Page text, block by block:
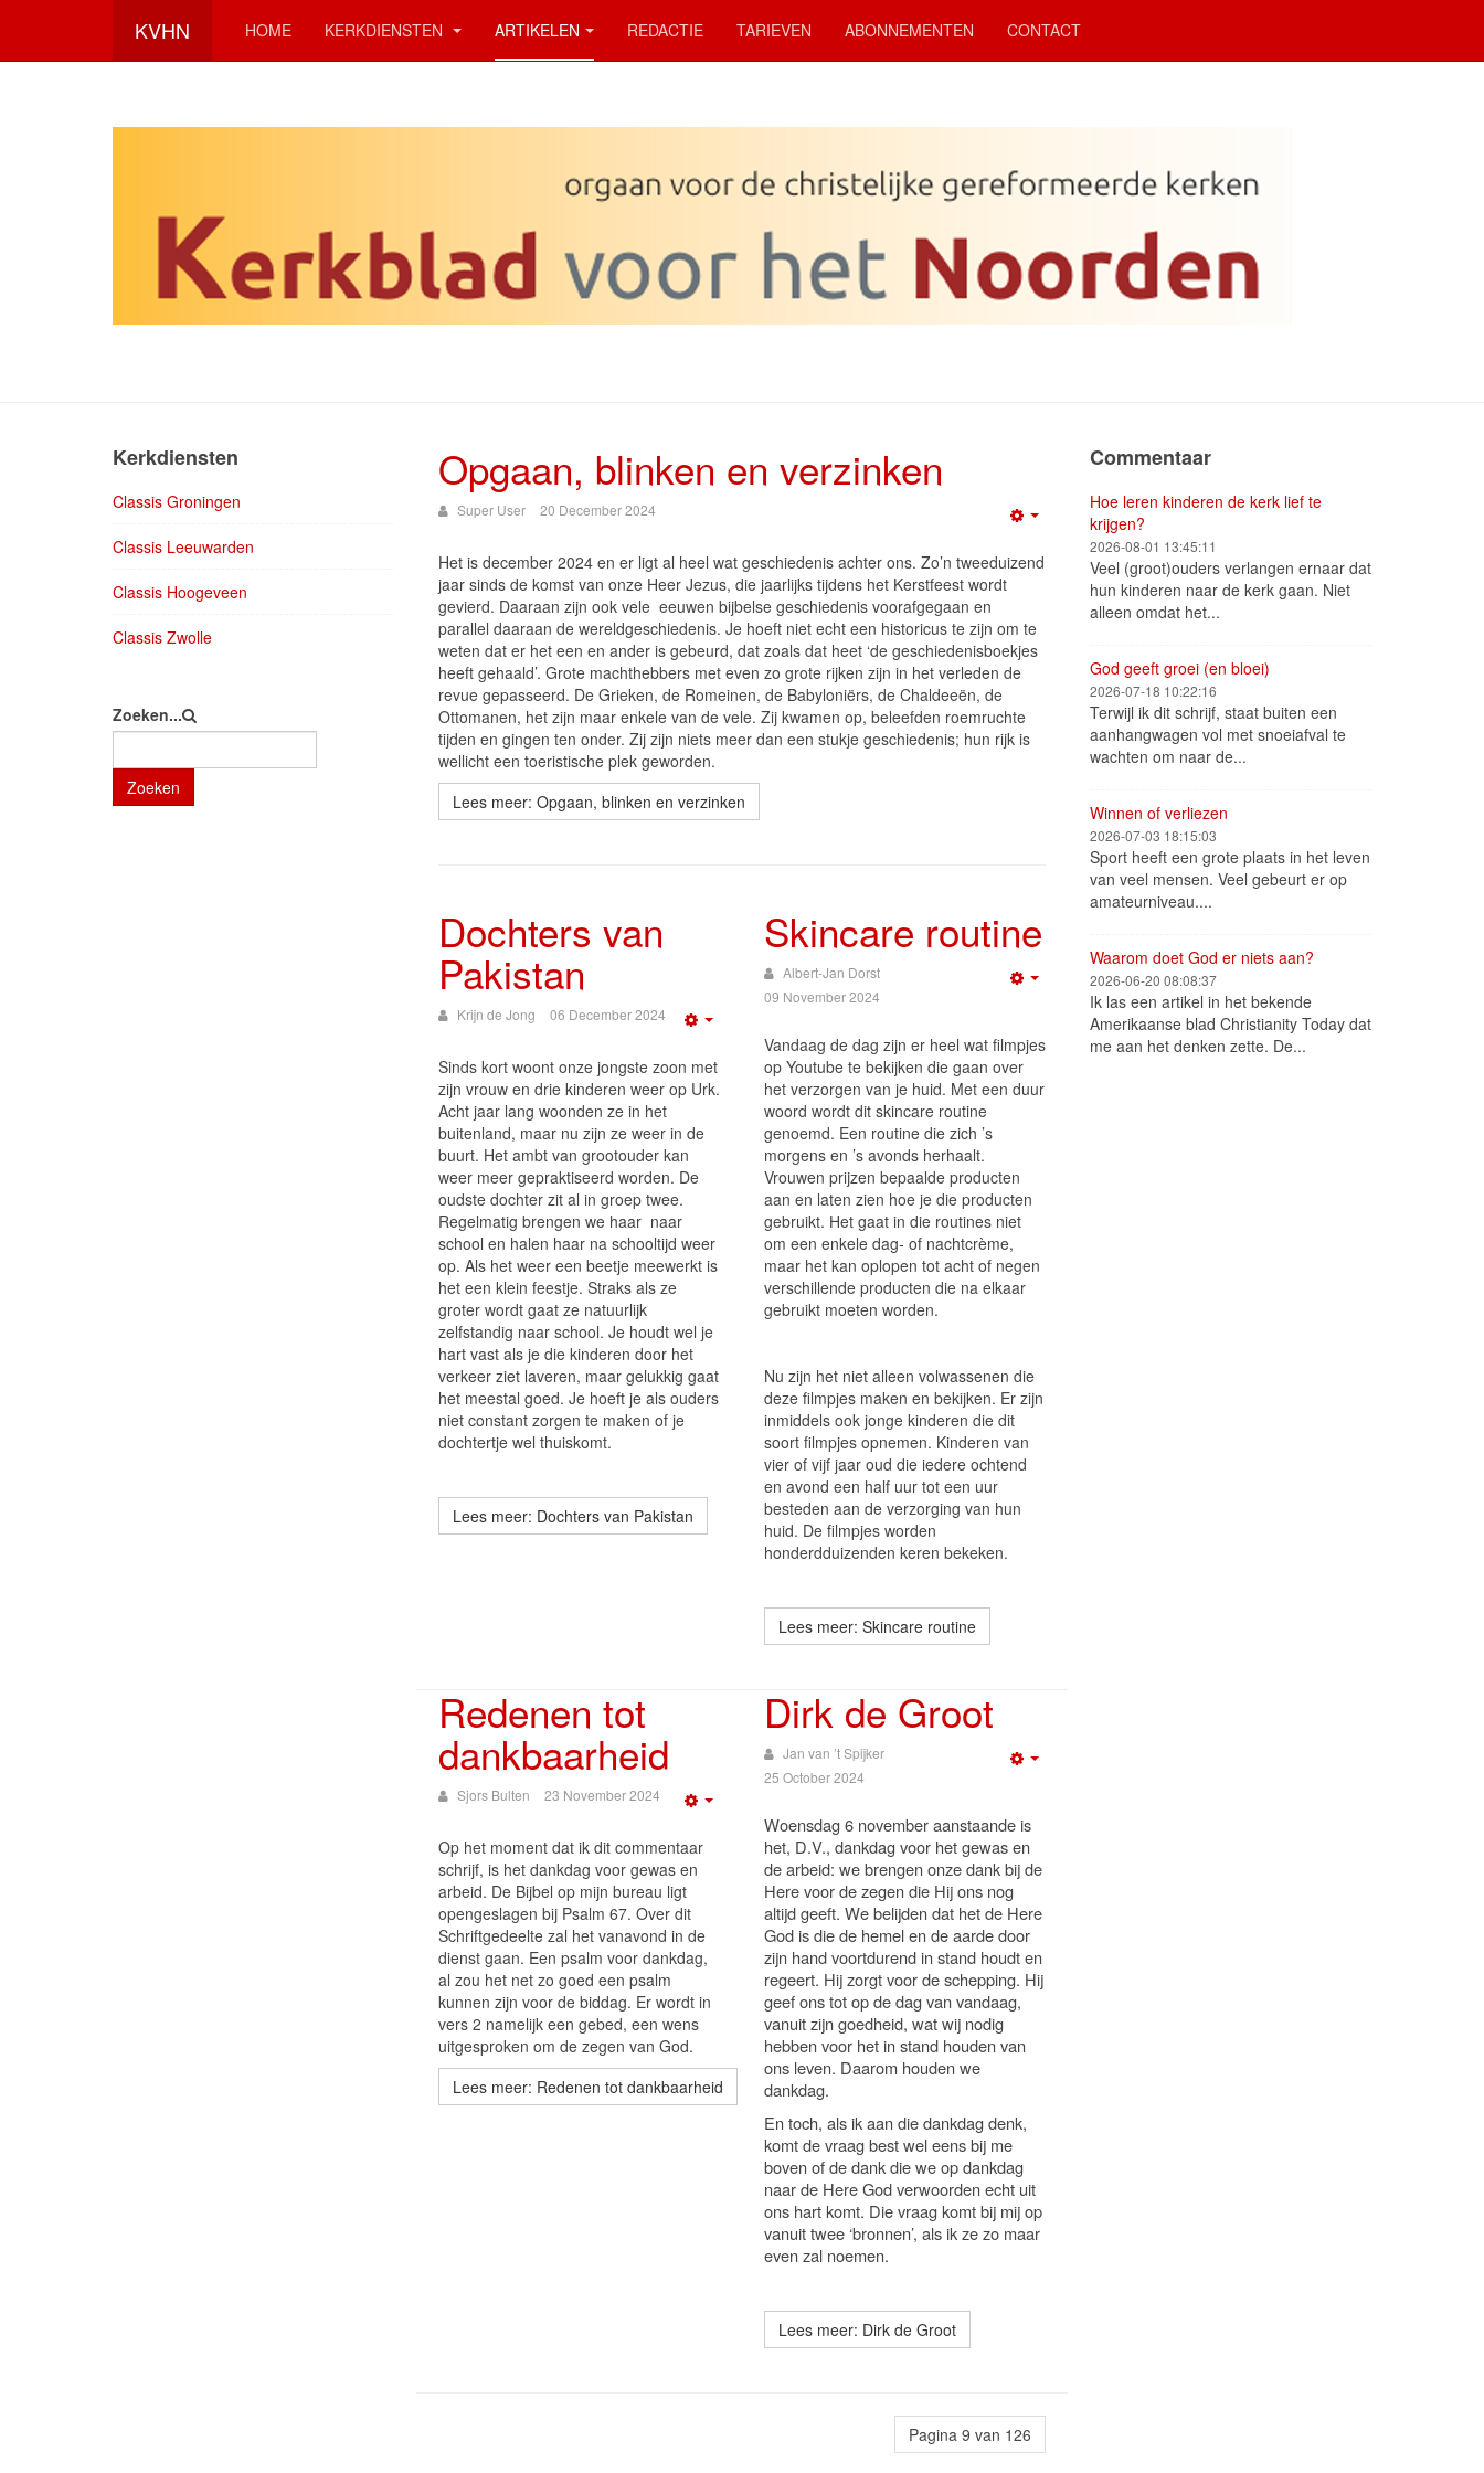
KVHN HOME KERKDIENSTEN ARTIKELEN REDACTIE TARIEVEN ABONNEMENTEN CONTACT
Opgaan, blinken en verzinken
Super User 20 December 2024
Het is december 2024 en er ligt al heel wat geschiedenis achter ons. Zo’n tweeduizend
jaar sinds de komst van onze Heer Jezus, die jaarlijks tijdens het Kerstfeest wordt
gevierd. Daaraan zijn ook vele eeuwen bijbelse geschiedenis voorafgegaan en
parallel daaraan de wereldgeschiedenis. Je hoeft niet echt een historicus te zijn om te
weten dat er het een en ander is gebeurd, dat zoals dat heet ‘de geschiedenisboekjes
heeft gehaald’. Grote machthebbers met even zo grote rijken zijn in het verleden de
revue gepasseerd. De Grieken, de Romeinen, de Babyloniërs, de Chaldeeën, de
Ottomanen, het zijn maar enkele van de vele. Zij kwamen op, beleefden roemruchte
tijden en gingen ten onder. Zij zijn niets meer dan een stukje geschiedenis; hun rijk is
wellicht een toeristische plek geworden.
Lees meer: Opgaan, blinken en verzinken
Dochters van
Pakistan
Krijn de Jong 06 December 2024
Sinds kort woont onze jongste zoon met
zijn vrouw en drie kinderen weer op Urk.
Acht jaar lang woonden ze in het
buitenland, maar nu zijn ze weer in de
buurt. Het ambt van grootouder kan
weer meer gepraktiseerd worden. De
oudste dochter zit al in groep twee.
Regelmatig brengen we haar naar
school en halen haar na schooltijd weer
op. Als het weer een beetje meewerkt is
het een klein feestje. Straks als ze
groter wordt gaat ze natuurlijk
zelfstandig naar school. Je houdt wel je
hart vast als je die kinderen door het
verkeer ziet laveren, maar gelukkig gaat
het meestal goed. Je hoeft je als ouders
niet constant zorgen te maken of je
dochtertje wel thuiskomt.
Lees meer: Dochters van Pakistan
Skincare routine
Albert-Jan Dorst
09 November 2024
Vandaag de dag zijn er heel wat filmpjes
op Youtube te bekijken die gaan over
het verzorgen van je huid. Met een duur
woord wordt dit skincare routine
genoemd. Een routine die zich ’s
morgens en ’s avonds herhaalt.
Vrouwen prijzen bepaalde producten
aan en laten zien hoe je die producten
gebruikt. Het gaat in die routines niet
om een enkele dag- of nachtcrème,
maar het kan oplopen tot acht of negen
verschillende producten die na elkaar
gebruikt moeten worden.
Nu zijn het niet alleen volwassenen die
deze filmpjes maken en bekijken. Er zijn
inmiddels ook jonge kinderen die dit
soort filmpjes opnemen. Kinderen van
vier of vijf jaar oud die iedere ochtend
en avond een half uur tot een uur
besteden aan de verzorging van hun
huid. De filmpjes worden
honderdduizenden keren bekeken.
Lees meer: Skincare routine
Redenen tot
dankbaarheid
Sjors Bulten 23 November 2024
Op het moment dat ik dit commentaar
schrijf, is het dankdag voor gewas en
arbeid. De Bijbel op mijn bureau ligt
opengeslagen bij Psalm 67. Over dit
Schriftgedeelte zal het vanavond in de
dienst gaan. Een psalm voor dankdag,
al zou het net zo goed een psalm
kunnen zijn voor de biddag. Er wordt in
vers 2 namelijk een gebed, een wens
uitgesproken om de zegen van God.
Lees meer: Redenen tot dankbaarheid
Dirk de Groot
Jan van ’t Spijker
25 October 2024
Woensdag 6 november aanstaande is
het, D.V., dankdag voor het gewas en
de arbeid: we brengen onze dank bij de
Here voor de zegen die Hij ons nog
altijd geeft. We belijden dat het de Here
God is die de hemel en de aarde door
zijn hand voortdurend in stand houdt en
regeert. Hij zorgt voor de schepping. Hij
geef ons tot op de dag van vandaag,
vanuit zijn goedheid, wat wij nodig
hebben voor het in stand houden van
ons leven. Daarom houden we
dankdag.
En toch, als ik aan die dankdag denk,
komt de vraag best wel eens bij me
boven of de dank die we op dankdag
naar de Here God verwoorden echt uit
ons hart komt. Die vraag komt bij mij op
vanuit twee ‘bronnen’, als ik ze zo maar
even zal noemen.
Lees meer: Dirk de Groot
Pagina 9 van 126
Kerkdiensten
Classis Groningen
Classis Leeuwarden
Classis Hoogeveen
Classis Zwolle
Zoeken...
Zoeken
Commentaar
Hoe leren kinderen de kerk lief te
krijgen?
2026-08-01 13:45:11
Veel (groot)ouders verlangen ernaar dat
hun kinderen naar de kerk gaan. Niet
alleen omdat het...
God geeft groei (en bloei)
2026-07-18 10:22:16
Terwijl ik dit schrijf, staat buiten een
aanhangwagen vol met snoeiafval te
wachten om naar de...
Winnen of verliezen
2026-07-03 18:15:03
Sport heeft een grote plaats in het leven
van veel mensen. Veel gebeurt er op
amateurniveau....
Waarom doet God er niets aan?
2026-06-20 08:08:37
Ik las een artikel in het bekende
Amerikaanse blad Christianity Today dat
me aan het denken zette. De...